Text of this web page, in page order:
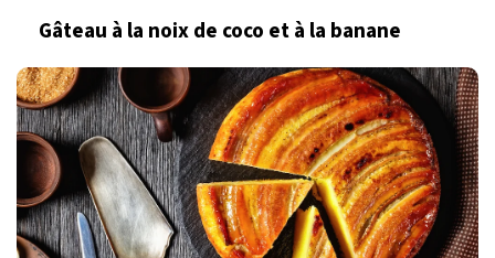
Gâteau à la noix de coco et à la banane